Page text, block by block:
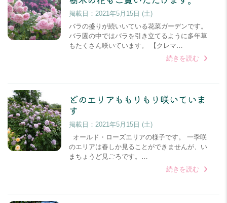
掲載日： 2021年5月15日 (土)
バラの盛りが続いいている花菜ガーデンです。
バラ園の中ではバラを引き立てるように多年草
もたくさん咲いています。 【クレマ…
続きを読む
どのエリアももりもり咲いていま
す
掲載日： 2021年5月15日 (土)
オールド・ローズエリアの様子です。 一季咲
のエリアは春しか見ることができませんが、い
まちょうど見ごろです。…
続きを読む